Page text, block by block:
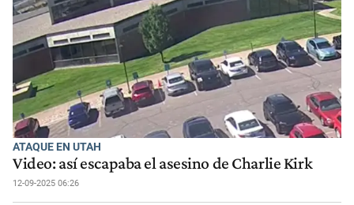
ATAQUE EN UTAH
Video: así escapaba el asesino de Charlie Kirk
12-09-2025 06:26